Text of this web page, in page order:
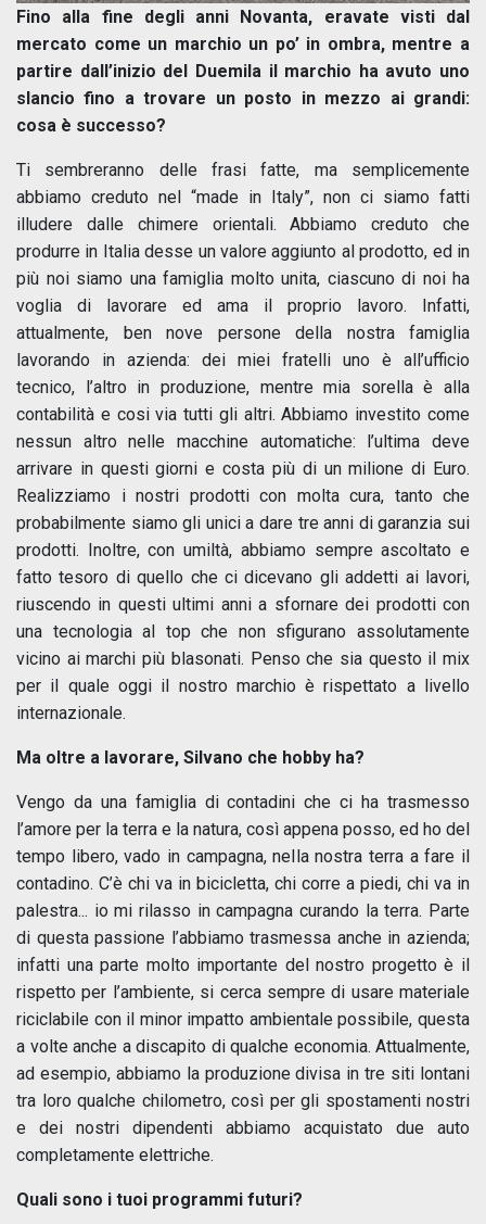
Fino alla fine degli anni Novanta, eravate visti dal
mercato come un marchio un po’ in ombra, mentre a
partire dall’inizio del Duemila il marchio ha avuto uno
slancio fino a trovare un posto in mezzo ai grandi:
cosa è successo?
Ti sembreranno delle frasi fatte, ma semplicemente
abbiamo creduto nel “made in Italy”, non ci siamo fatti
illudere dalle chimere orientali. Abbiamo creduto che
produrre in Italia desse un valore aggiunto al prodotto, ed in
più noi siamo una famiglia molto unita, ciascuno di noi ha
voglia di lavorare ed ama il proprio lavoro. Infatti,
attualmente, ben nove persone della nostra famiglia
lavorando in azienda: dei miei fratelli uno è all’ufficio
tecnico, l’altro in produzione, mentre mia sorella è alla
contabilità e cosi via tutti gli altri. Abbiamo investito come
nessun altro nelle macchine automatiche: l’ultima deve
arrivare in questi giorni e costa più di un milione di Euro.
Realizziamo i nostri prodotti con molta cura, tanto che
probabilmente siamo gli unici a dare tre anni di garanzia sui
prodotti. Inoltre, con umiltà, abbiamo sempre ascoltato e
fatto tesoro di quello che ci dicevano gli addetti ai lavori,
riuscendo in questi ultimi anni a sfornare dei prodotti con
una tecnologia al top che non sfigurano assolutamente
vicino ai marchi più blasonati. Penso che sia questo il mix
per il quale oggi il nostro marchio è rispettato a livello
internazionale.
Ma oltre a lavorare, Silvano che hobby ha?
Vengo da una famiglia di contadini che ci ha trasmesso
l’amore per la terra e la natura, così appena posso, ed ho del
tempo libero, vado in campagna, nella nostra terra a fare il
contadino. C’è chi va in bicicletta, chi corre a piedi, chi va in
palestra... io mi rilasso in campagna curando la terra. Parte
di questa passione l’abbiamo trasmessa anche in azienda;
infatti una parte molto importante del nostro progetto è il
rispetto per l’ambiente, si cerca sempre di usare materiale
riciclabile con il minor impatto ambientale possibile, questa
a volte anche a discapito di qualche economia. Attualmente,
ad esempio, abbiamo la produzione divisa in tre siti lontani
tra loro qualche chilometro, così per gli spostamenti nostri
e dei nostri dipendenti abbiamo acquistato due auto
completamente elettriche.
Quali sono i tuoi programmi futuri?